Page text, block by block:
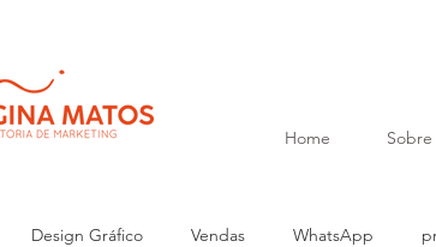
Home Sobre
Design Gráfico Vendas WhatsApp